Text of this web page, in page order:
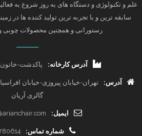
علم و تکنولوژی و دستگاه های به روز شروع به
سابقه ترین و با تجربه ترین تولید کننده ها در
رستورانی و همچنین محصولات چوبی
آدرس کارخانه: پاکدشت-خاتون
آدرس:
تهران-خیابان پیروزی-خیابان
گالری آریان
ایمیل:
شماره تماس: